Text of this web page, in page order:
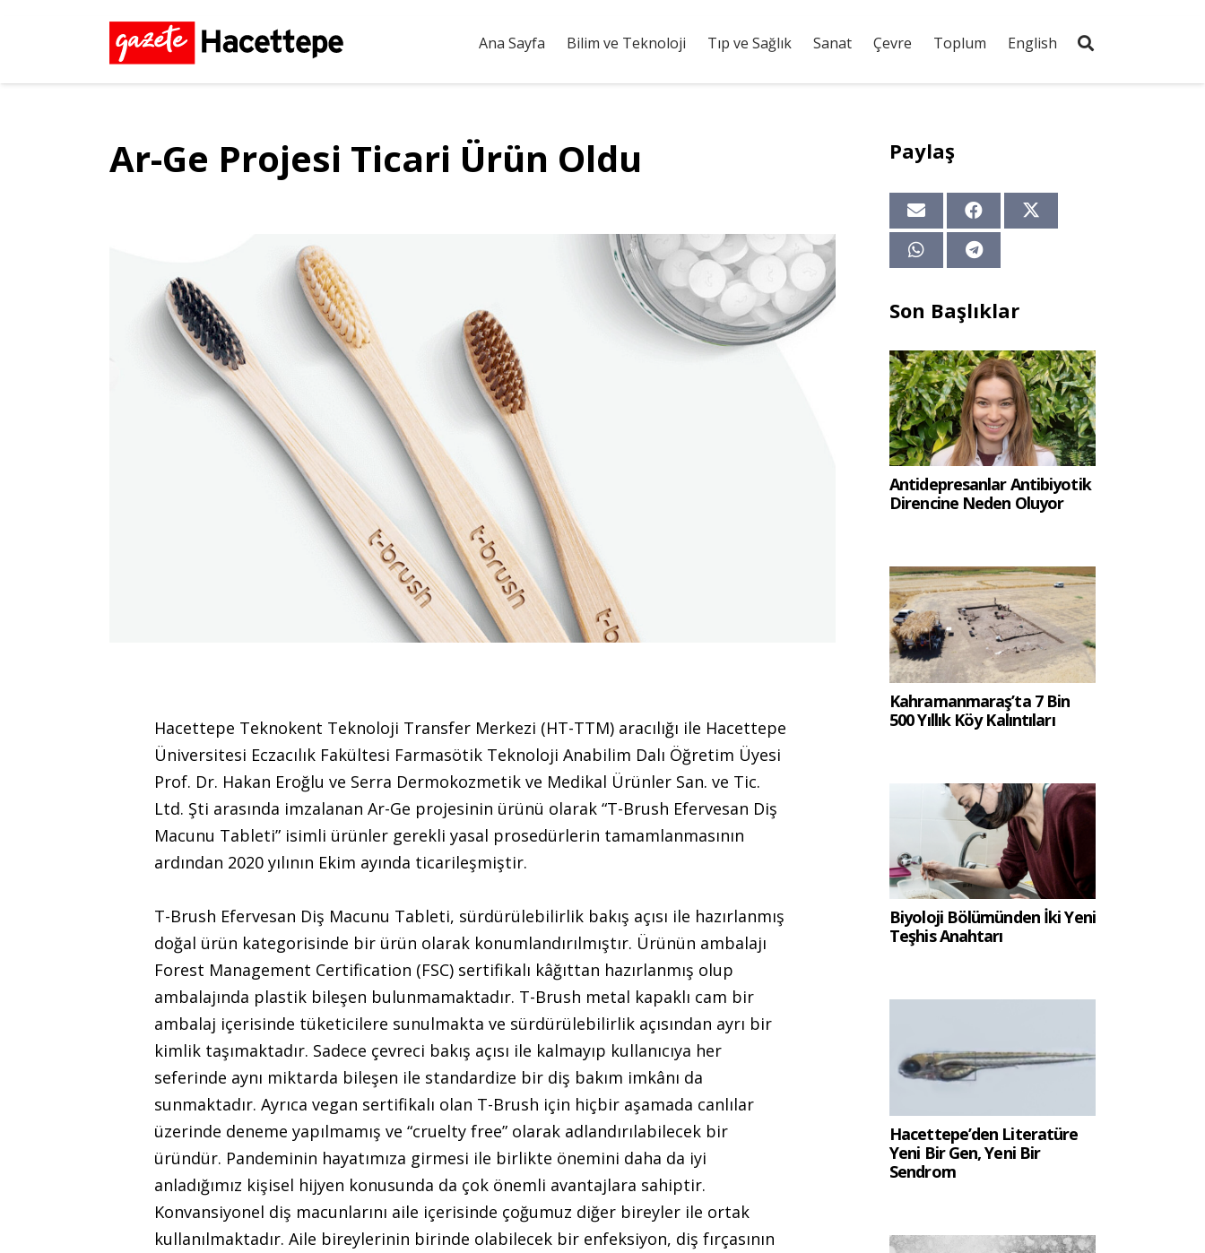
Ana Sayfa Bilim ve Teknoloji Tıp ve Sağlık Sanat Çevre Toplum English
Ar-Ge Projesi Ticari Ürün Oldu
Hacettepe Teknokent Teknoloji Transfer Merkezi (HT-TTM) aracılığı ile Hacettepe
Üniversitesi Eczacılık Fakültesi Farmasötik Teknoloji Anabilim Dalı Öğretim Üyesi
Prof. Dr. Hakan Eroğlu ve Serra Dermokozmetik ve Medikal Ürünler San. ve Tic.
Ltd. Şti arasında imzalanan Ar-Ge projesinin ürünü olarak “T-Brush Efervesan Diş
Macunu Tableti” isimli ürünler gerekli yasal prosedürlerin tamamlanmasının
ardından 2020 yılının Ekim ayında ticarileşmiştir.
T-Brush Efervesan Diş Macunu Tableti, sürdürülebilirlik bakış açısı ile hazırlanmış
doğal ürün kategorisinde bir ürün olarak konumlandırılmıştır. Ürünün ambalajı
Forest Management Certification (FSC) sertifikalı kâğıttan hazırlanmış olup
ambalajında plastik bileşen bulunmamaktadır. T-Brush metal kapaklı cam bir
ambalaj içerisinde tüketicilere sunulmakta ve sürdürülebilirlik açısından ayrı bir
kimlik taşımaktadır. Sadece çevreci bakış açısı ile kalmayıp kullanıcıya her
seferinde aynı miktarda bileşen ile standardize bir diş bakım imkânı da
sunmaktadır. Ayrıca vegan sertifikalı olan T-Brush için hiçbir aşamada canlılar
üzerinde deneme yapılmamış ve “cruelty free” olarak adlandırılabilecek bir
üründür. Pandeminin hayatımıza girmesi ile birlikte önemini daha da iyi
anladığımız kişisel hijyen konusunda da çok önemli avantajlara sahiptir.
Konvansiyonel diş macunlarını aile içerisinde çoğumuz diğer bireyler ile ortak
kullanılmaktadır. Aile bireylerinin birinde olabilecek bir enfeksiyon, diş fırçasının
Paylaş
Son Başlıklar
Antidepresanlar Antibiyotik
Direncine Neden Oluyor
Kahramanmaraş’ta 7 Bin
500 Yıllık Köy Kalıntıları
Biyoloji Bölümünden İki Yeni
Teşhis Anahtarı
Hacettepe’den Literatüre
Yeni Bir Gen, Yeni Bir
Sendrom